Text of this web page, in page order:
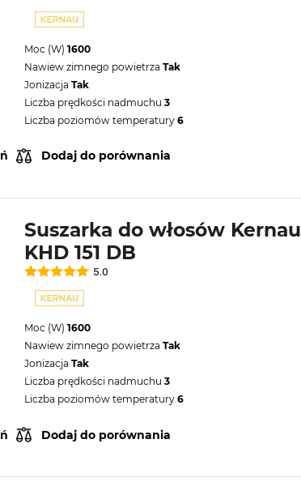
Moc (W) 1600
Nawiew zimnego powietrza Tak
Jonizacja Tak
Liczba prędkości nadmuchu 3
Liczba poziomów temperatury 6
Dodaj do porównania
Suszarka do włosów Kernau
KHD 151 DB
5.0
Moc (W) 1600
Nawiew zimnego powietrza Tak
Jonizacja Tak
Liczba prędkości nadmuchu 3
Liczba poziomów temperatury 6
Dodaj do porównania